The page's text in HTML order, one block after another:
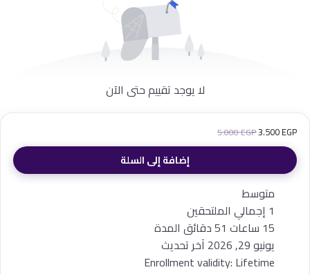
لا يوجد تقييم حتى الآن
3.500EGP
5.000EGP
إضافة إلى السلة
متوسط
1 إجمالي الملتحقين
15 ساعات51 دقائقالمدة
يونيو 29, 2026 آخر تحديث
Enrollment validity: Lifetime